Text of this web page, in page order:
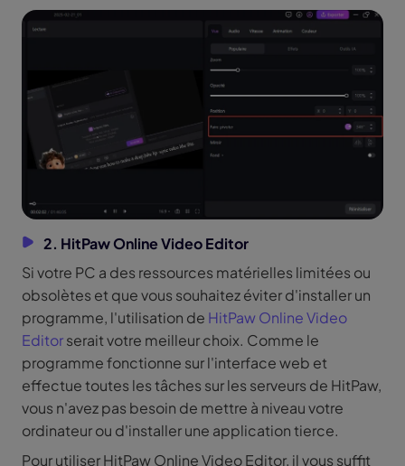
2. HitPaw Online Video Editor
Si votre PC a des ressources matérielles limitées ou
obsolètes et que vous souhaitez éviter d'installer un
programme, l'utilisation de HitPaw Online Video
Editorserait votre meilleur choix. Comme le
programme fonctionne sur l'interface web et
effectue toutes les tâches sur les serveurs de HitPaw,
vous n'avez pas besoin de mettre à niveau votre
ordinateur ou d'installer une application tierce.
Pour utiliser HitPaw Online Video Editor, il vous suffit